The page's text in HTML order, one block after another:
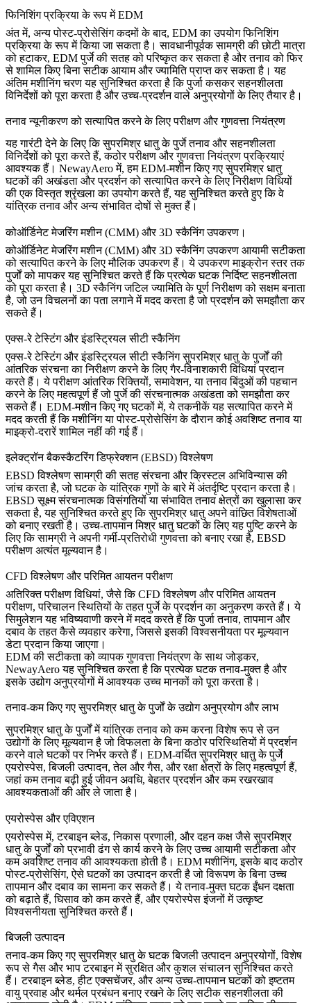
फिनिशिंग प्रक्रिया के रूप में EDM
अंत में, अन्य पोस्ट-प्रोसेसिंग कदमों के बाद, EDMका उपयोग फिनिशिंग
प्रक्रिया के रूप में किया जा सकता है। सावधानीपूर्वक सामग्री की छोटी मात्रा
को हटाकर, EDM पुर्जे की सतह को परिष्कृत कर सकता है और तनाव को फिर
से शामिल किए बिना सटीक आयाम और ज्यामिति प्राप्त कर सकता है। यह
अंतिम मशीनिंग चरण यह सुनिश्चित करता है कि पुर्जा कसकर सहनशीलता
विनिर्देशों को पूरा करता है और उच्च-प्रदर्शन वाले अनुप्रयोगों के लिए तैयार है।
तनाव न्यूनीकरण को सत्यापित करने के लिए परीक्षण और गुणवत्ता नियंत्रण
यह गारंटी देने के लिए कि सुपरमिश्र धातु के पुर्जे तनाव और सहनशीलता
विनिर्देशों को पूरा करते हैं, कठोर परीक्षण और गुणवत्ता नियंत्रण प्रक्रियाएं
आवश्यक हैं। NewayAero में, हम EDM-मशीन किए गए सुपरमिश्र धातु
घटकों की अखंडता और प्रदर्शन को सत्यापित करने के लिए निरीक्षण विधियों
की एक विस्तृत श्रृंखला का उपयोग करते हैं, यह सुनिश्चित करते हुए कि वे
यांत्रिक तनाव और अन्य संभावित दोषों से मुक्त हैं।
कोऑर्डिनेट मेजरिंग मशीन (CMM) और 3D स्कैनिंग उपकरण।
कोऑर्डिनेट मेजरिंग मशीन (CMM) और3D स्कैनिंग उपकरण आयामी सटीकता
को सत्यापित करने के लिए मौलिक उपकरण हैं। ये उपकरण माइक्रोन स्तर तक
पुर्जों को मापकर यह सुनिश्चित करते हैं कि प्रत्येक घटक निर्दिष्ट सहनशीलता
को पूरा करता है। 3D स्कैनिंग जटिल ज्यामिति के पूर्ण निरीक्षण को सक्षम बनाता
है, जो उन विचलनों का पता लगाने में मदद करता है जो प्रदर्शन को समझौता कर
सकते हैं।
एक्स-रे टेस्टिंग और इंडस्ट्रियल सीटी स्कैनिंग
एक्स-रे टेस्टिंगऔरइंडस्ट्रियल सीटी स्कैनिंगसुपरमिश्र धातु के पुर्जों की
आंतरिक संरचना का निरीक्षण करने के लिए गैर-विनाशकारी विधियां प्रदान
करते हैं। ये परीक्षण आंतरिक रिक्तियों, समावेशन, या तनाव बिंदुओं की पहचान
करने के लिए महत्वपूर्ण हैं जो पुर्जे की संरचनात्मक अखंडता को समझौता कर
सकते हैं। EDM-मशीन किए गए घटकों में, ये तकनीकें यह सत्यापित करने में
मदद करती हैं कि मशीनिंग या पोस्ट-प्रोसेसिंग के दौरान कोई अवशिष्ट तनाव या
माइक्रो-दरारें शामिल नहीं की गई हैं।
इलेक्ट्रॉन बैकस्कैटरिंग डिफ्रेक्शन (EBSD) विश्लेषण
EBSD विश्लेषणसामग्री की सतह संरचना और क्रिस्टल अभिविन्यास की
जांच करता है, जो घटक के यांत्रिक गुणों के बारे में अंतर्दृष्टि प्रदान करता है।
EBSD सूक्ष्म संरचनात्मक विसंगतियों या संभावित तनाव क्षेत्रों का खुलासा कर
सकता है, यह सुनिश्चित करते हुए कि सुपरमिश्र धातु अपने वांछित विशेषताओं
को बनाए रखती है। उच्च-तापमान मिश्र धातु घटकों के लिए यह पुष्टि करने के
लिए कि सामग्री ने अपनी गर्मी-प्रतिरोधी गुणवत्ता को बनाए रखा है, EBSD
परीक्षण अत्यंत मूल्यवान है।
CFD विश्लेषण और परिमित आयतन परीक्षण
अतिरिक्त परीक्षण विधियां, जैसे किCFD विश्लेषण औरपरिमित आयतन
परीक्षण, परिचालन स्थितियों के तहत पुर्जे के प्रदर्शन का अनुकरण करते हैं। ये
सिमुलेशन यह भविष्यवाणी करने में मदद करते हैं कि पुर्जा तनाव, तापमान और
दबाव के तहत कैसे व्यवहार करेगा, जिससे इसकी विश्वसनीयता पर मूल्यवान
डेटा प्रदान किया जाएगा।
EDM की सटीकता को व्यापक गुणवत्ता नियंत्रण के साथ जोड़कर,
NewayAero यह सुनिश्चित करता है कि प्रत्येक घटक तनाव-मुक्त है और
इसके उद्योग अनुप्रयोगों में आवश्यक उच्च मानकों को पूरा करता है।
तनाव-कम किए गए सुपरमिश्र धातु के पुर्जों के उद्योग अनुप्रयोग और लाभ
सुपरमिश्र धातु के पुर्जों में यांत्रिक तनाव को कम करना विशेष रूप से उन
उद्योगों के लिए मूल्यवान है जो विफलता के बिना कठोर परिस्थितियों में प्रदर्शन
करने वाले घटकों पर निर्भर करते हैं। EDM-वर्धित सुपरमिश्र धातु के पुर्जे
एयरोस्पेस, बिजली उत्पादन, तेल और गैस, और रक्षा क्षेत्रों के लिए महत्वपूर्ण हैं,
जहां कम तनाव बढ़ी हुई जीवन अवधि, बेहतर प्रदर्शन और कम रखरखाव
आवश्यकताओं की ओर ले जाता है।
एयरोस्पेस और एविएशन
एयरोस्पेसमें, टरबाइन ब्लेड, निकास प्रणाली, और दहन कक्ष जैसे सुपरमिश्र
धातु के पुर्जों को प्रभावी ढंग से कार्य करने के लिए उच्च आयामी सटीकता और
कम अवशिष्ट तनाव की आवश्यकता होती है। EDM मशीनिंग, इसके बाद कठोर
पोस्ट-प्रोसेसिंग, ऐसे घटकों का उत्पादन करती है जो विरूपण के बिना उच्च
तापमान और दबाव का सामना कर सकते हैं। ये तनाव-मुक्त घटक ईंधन दक्षता
को बढ़ाते हैं, घिसाव को कम करते हैं, और एयरोस्पेस इंजनों में उत्कृष्ट
विश्वसनीयता सुनिश्चित करते हैं।
बिजली उत्पादन
तनाव-कम किए गए सुपरमिश्र धातु के घटक बिजली उत्पादन अनुप्रयोगों, विशेष
रूप से गैस और भाप टरबाइन में सुरक्षित और कुशल संचालन सुनिश्चित करते
हैं। टरबाइन ब्लेड, हीट एक्सचेंजर, और अन्य उच्च-तापमान घटकों को इष्टतम
वायु प्रवाह और थर्मल प्रबंधन बनाए रखने के लिए सटीक सहनशीलता की